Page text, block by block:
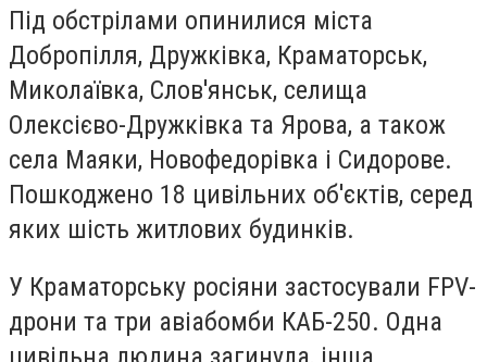
Під обстрілами опинилися міста
Добропілля, Дружківка, Краматорськ,
Миколаївка, Слов'янськ, селища
Олексієво-Дружківка та Ярова, а також
села Маяки, Новофедорівка і Сидорове.
Пошкоджено 18 цивільних об'єктів, серед
яких шість житлових будинків.
У Краматорську росіяни застосували FPV-
дрони та три авіабомби КАБ-250. Одна